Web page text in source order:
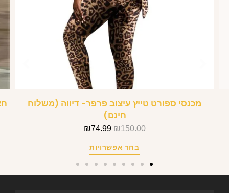
מכנסי ספורט טייץ עיצוב פרפר- דיווה (משלוח
חינם)
₪150.00
₪74.99
בחר אפשרויות